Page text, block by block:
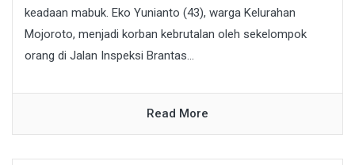
keadaan mabuk. Eko Yunianto (43), warga Kelurahan
Mojoroto, menjadi korban kebrutalan oleh sekelompok
orang di Jalan Inspeksi Brantas...
Read More